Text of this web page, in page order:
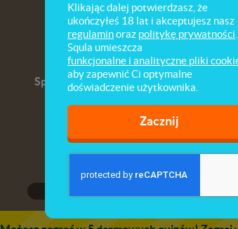
Jan Henryk Dąbrowski i Józef
Sprawdź swoją wiedzę o Księstwie
Legionach Polskich, utworzonych u
Klikając dalej potwierdzasz, że
ukończyłeś 18 lat i akceptujesz nasz
regulaminoraz politykę prywatności
Squla umieszcza
funkcjonalne i analityczne pliki
aby zapewnić Ci optymalne
doświadczenie użytkownika.
Zacznij